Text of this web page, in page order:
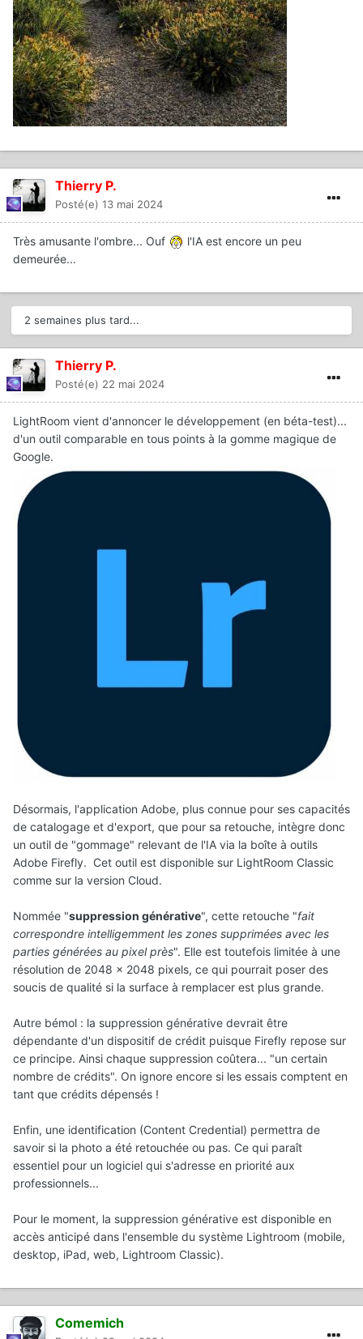
Thierry P.
Posté(e) 13 mai 2024
Très amusante l'ombre... Ouf
l'IA est encore un peu
demeurée...
2 semaines plus tard...
Thierry P.
Posté(e) 22 mai 2024
LightRoom vient d'annoncer le développement (en béta-test)...
d'un outil comparable en tous points à la gomme magique de
Google.
Désormais, l'application Adobe, plus connue pour ses capacités
de catalogage et d'export, que pour sa retouche, intègre donc
un outil de "gommage" relevant de l'IA via la boîte à outils
Adobe Firefly. Cet outil est disponible sur LightRoom Classic
comme sur la version Cloud.
Nommée "suppression générative", cette retouche "fait
correspondre intelligemment les zones supprimées avec les
parties générées au pixel près". Elle est toutefois limitée à une
résolution de 2048 x 2048 pixels, ce qui pourrait poser des
soucis de qualité si la surface à remplacer est plus grande.
Autre bémol : la suppression générative devrait être
dépendante d'un dispositif de crédit puisque Firefly repose sur
ce principe. Ainsi chaque suppression coûtera... "un certain
nombre de crédits". On ignore encore si les essais comptent en
tant que crédits dépensés !
Enfin, une identification (Content Credential) permettra de
savoir si la photo a été retouchée ou pas. Ce qui paraît
essentiel pour un logiciel qui s'adresse en priorité aux
professionnels...
Pour le moment, la suppression générative est disponible en
accès anticipé dans l'ensemble du système Lightroom (mobile,
desktop, iPad, web, Lightroom Classic).
Comemich